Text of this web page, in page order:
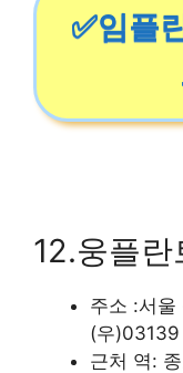
✅임플
12.웅플란
주소 :서울
(우)03139
근처 역: